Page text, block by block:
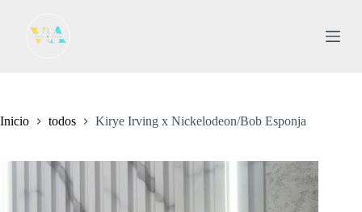
l
n
Inicio todos Kirye Irving x Nickelodeon/Bob Esponja